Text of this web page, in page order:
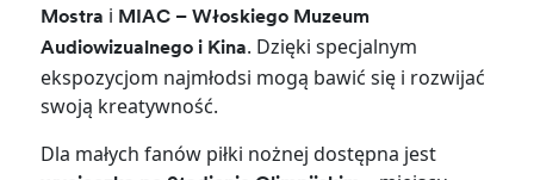
Mostra i MIAC – Włoskiego Muzeum
Audiowizualnego i Kina. Dzięki specjalnym
ekspozycjom najmłodsi mogą bawić się i rozwijać
swoją kreatywność.
Dla małych fanów piłki nożnej dostępna jest